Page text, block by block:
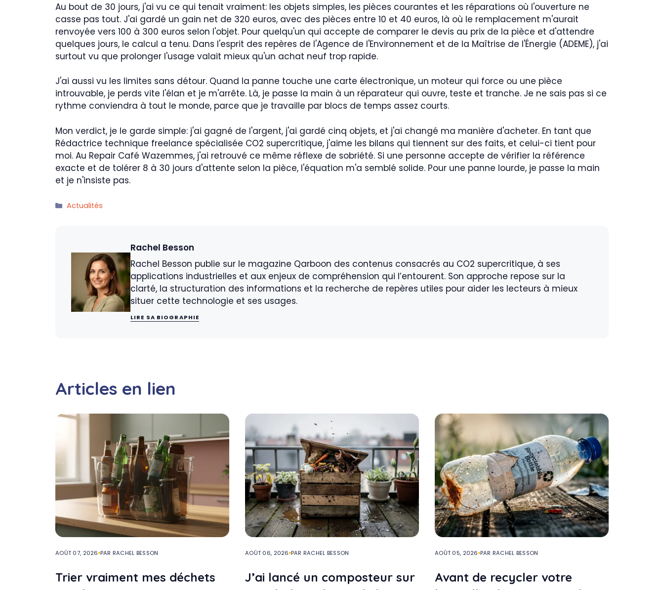
Au bout de 30 jours, j'ai vu ce qui tenait vraiment: les objets simples, les pièces courantes et les réparations où l'ouverture ne
casse pas tout. J'ai gardé un gain net de 320 euros, avec des pièces entre 10 et 40 euros, là où le remplacement m'aurait
renvoyée vers 100 à 300 euros selon l'objet. Pour quelqu'un qui accepte de comparer le devis au prix de la pièce et d'attendre
quelques jours, le calcul a tenu. Dans l'esprit des repères de l'Agence de l'Environnement et de la Maîtrise de l'Énergie (ADEME), j'ai
surtout vu que prolonger l'usage valait mieux qu'un achat neuf trop rapide.
J'ai aussi vu les limites sans détour. Quand la panne touche une carte électronique, un moteur qui force ou une pièce
introuvable, je perds vite l'élan et je m'arrête. Là, je passe la main à un réparateur qui ouvre, teste et tranche. Je ne sais pas si ce
rythme conviendra à tout le monde, parce que je travaille par blocs de temps assez courts.
Mon verdict, je le garde simple: j'ai gagné de l'argent, j'ai gardé cinq objets, et j'ai changé ma manière d'acheter. En tant que
Rédactrice technique freelance spécialisée CO2 supercritique, j'aime les bilans qui tiennent sur des faits, et celui-ci tient pour
moi. Au Repair Café Wazemmes, j'ai retrouvé ce même réflexe de sobriété. Si une personne accepte de vérifier la référence
exacte et de tolérer 8 à 30 jours d'attente selon la pièce, l'équation m'a semblé solide. Pour une panne lourde, je passe la main
et je n'insiste pas.
Catégories
Actualités
Rachel Besson
Rachel Besson publie sur le magazine Qarboon des contenus consacrés au CO2 supercritique, à ses
applications industrielles et aux enjeux de compréhension qui l’entourent. Son approche repose sur la
clarté, la structuration des informations et la recherche de repères utiles pour aider les lecteurs à mieux
situer cette technologie et ses usages.
LIRE SA BIOGRAPHIE
Articles en lien
AOÛT 07, 2026 PAR RACHEL BESSON
Trier vraiment mes déchets
AOÛT 06, 2026 PAR RACHEL BESSON
J’ai lancé un composteur sur
AOÛT 05, 2026 PAR RACHEL BESSON
Avant de recycler votre